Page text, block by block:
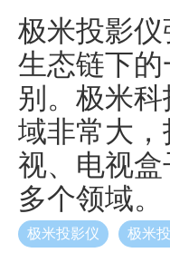
极米投影
生态链下
别。极米
域非常大
视、电视
多个领域。
极米投影仪 极米